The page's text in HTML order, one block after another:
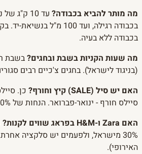
מה מותר להביא בכבודה?
עד 10 ק"ג
בכבודה רגילה, ועד 100 מ"ל
בכבודה ללא בעיה.
מה שעות הקניות בשבת ובחגים?בשבת
(בניגוד לישראל). בחגים צ'כיים רבים
האם יש סיל (SALE) קיץ וחורף?
כן.
סיילס חורף - ינואר-פברואר. הנחות של 30-70%.
האם Zara ו-H&M בפראג שווים לקנות?
30% מישראל, ולפעמים יש סלקציה
האירופי).